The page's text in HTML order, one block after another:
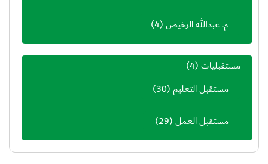
م. عبدالله الرخيص(4)
مستقبليات(4)
مستقبل التعليم(30)
مستقبل العمل(29)